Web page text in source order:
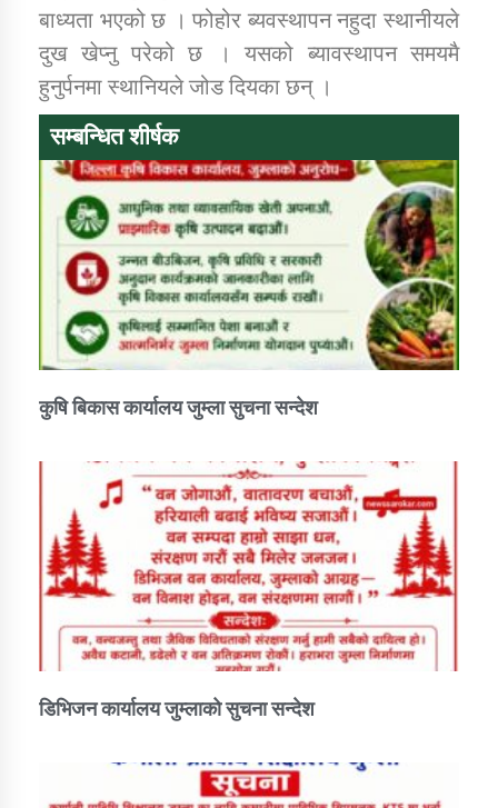
तातोपानी गाउँपालिकाको न्यायिक समिति सम्बन्धी सन्देश
तातोपानी गाउँपालिका जुम्लाको महिला तथा लैङ्गिक हिंसा
सम्बन्धी सूचना सन्देश
तातोपानी गाउँपालिका जुम्लाको महिनावारी सम्बन्धिकाे
तातोपानी गाउँपालिका जुम्लाको बालविवाह सन्देश
तातोपानी गाउँपालिका जुम्लाको सूचना
बाध्यता भएको छ । फोहोर ब्यवस्थापन नहुदा स्थानीयले
दुख खेप्नु परेको छ । यसको ब्यावस्थापन समयमै
हुनुर्पनमा स्थानियले जोड दियका छन् ।
सम्बन्धित शीर्षक
कुषि बिकास कार्यालय जुम्ला सुचना सन्देश
डिभिजन कार्यालय जुम्लाको सुचना सन्देश